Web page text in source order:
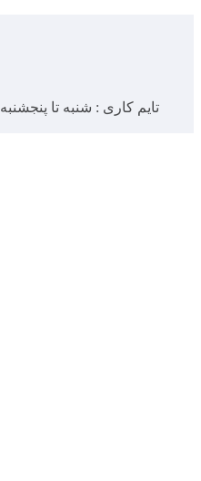
تایم کاری : شنبه تا پنجشنبه